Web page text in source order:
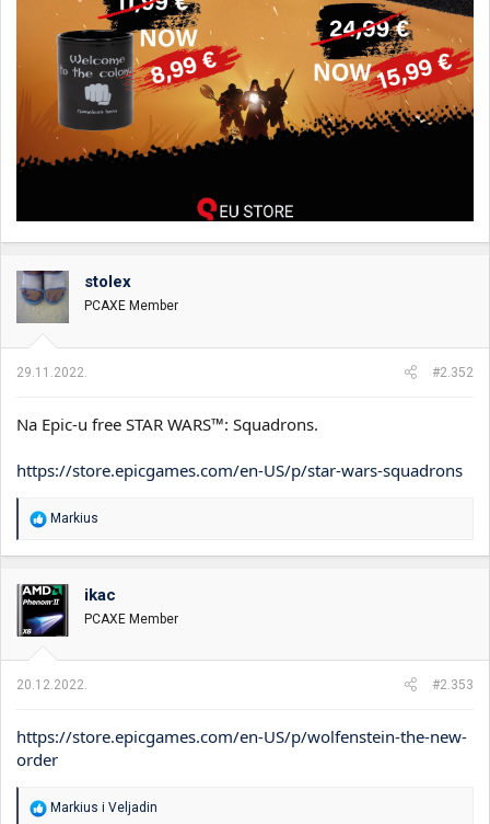
stolex
PCAXE Member
29.11.2022. #2.352
Na Epic-u free STAR WARS™: Squadrons.
https://store.epicgames.com/en-US/p/star-wars-squadrons
R
o
v
a
n
:
Markius
ikac
PCAXE Member
20.12.2022. #2.353
https://store.epicgames.com/en-US/p/wolfenstein-the-new-
order
RMarkius i Veljadin